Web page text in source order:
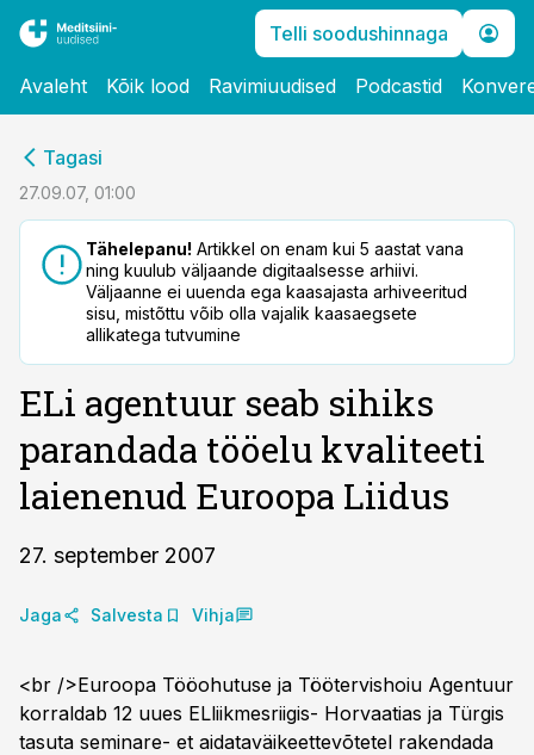
Telli soodushinnaga
Avaleht Kõik lood Ravimiuudised Podcastid
Tagasi
27.09.07, 01:00
Tähelepanu! Artikkel on enam kui 5 aastat vana
ning kuulub väljaande digitaalsesse arhiivi.
Väljaanne ei uuenda ega kaasajasta arhiveeritud
sisu, mistõttu võib olla vajalik kaasaegsete
allikatega tutvumine
ELi agentuur seab sihiks
parandada tööelu kvaliteeti
laienenud Euroopa Liidus
27. september 2007
Jaga Salvesta Vihja
<br />Euroopa Tööohutuse ja Töötervishoiu Agentuur
korraldab 12 uues ELliikmesriigis- Horvaatias ja Türgis
tasuta seminare- et aidataväikeettevõtetel rakendada